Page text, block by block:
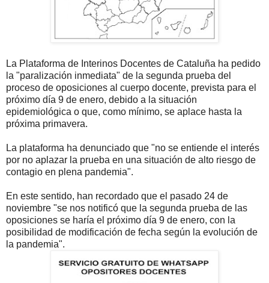
La Plataforma de Interinos Docentes de Cataluña ha pedido
la "paralización inmediata" de la segunda prueba del
proceso de oposiciones al cuerpo docente, prevista para el
próximo día 9 de enero, debido a la situación
epidemiológica o que, como mínimo, se aplace hasta la
próxima primavera.
La plataforma ha denunciado que "no se entiende el interés
por no aplazar la prueba en una situación de alto riesgo de
contagio en plena pandemia".
En este sentido, han recordado que el pasado 24 de
noviembre "se nos notificó que la segunda prueba de las
oposiciones se haría el próximo día 9 de enero, con la
posibilidad de modificación de fecha según la evolución de
la pandemia".